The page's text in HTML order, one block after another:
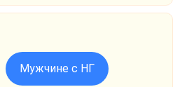
Мужчине с НГ